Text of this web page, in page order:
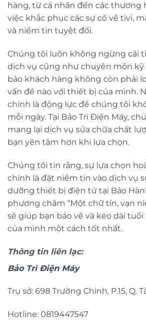
hàng, từ cá nhân đến các thương
việc khắc phục các sự cố về tivi,
và niềm tin tuyệt đối.
Chúng tôi luôn không ngừng cải
dịch vụ cũng như chuyên môn
bảo khách hàng không còn phải
vấn đề nào với thiết bị của mình.
chính là động lực để chúng tôi
mỗi ngày. Tại Bảo Trì Điện Máy,
mang lại dịch vụ sửa chữa chất
bạn yên tâm hơn khi lựa chọn.
Chúng tôi tin rằng, sự lựa chọn
chính là đặt niềm tin vào dịch vụ
dưỡng thiết bị điện tử tại Bảo
phương châm “Một chữ tín, vạn
sẽ giúp bạn bảo vệ và kéo dài
của mình một cách tốt nhất.
Thông tin liên lạc:
Bảo Trì Điện Máy
Trụ sở: 698 Trường Chinh, P.15, Q.
Hotline: 0819447547